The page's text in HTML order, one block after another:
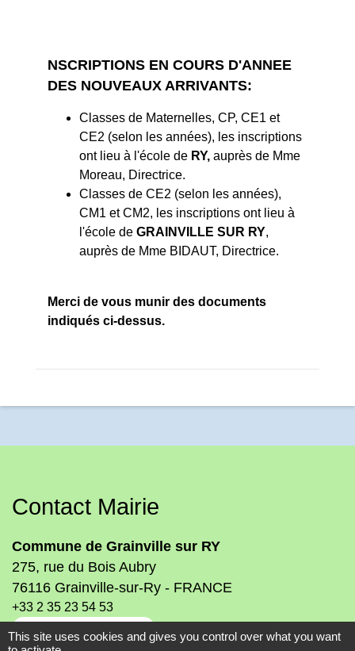
NSCRIPTIONS EN COURS D'ANNEE
DES NOUVEAUX ARRIVANTS:
Classes de Maternelles, CP, CE1 et
CE2 (selon les années), les inscriptions
ont lieu à l'école de RY, auprès de Mme
Moreau, Directrice.
Classes de CE2 (selon les années),
CM1 et CM2, les inscriptions ont lieu à
l'école de GRAINVILLE SUR RY,
auprès de Mme BIDAUT, Directrice.
Merci de vous munir des documents
indiqués ci-dessus.
Contact Mairie
Commune de Grainville sur RY
275, rue du Bois Aubry
76116 Grainville-sur-Ry - FRANCE
+33 2 35 23 54 53
Contact par formulaire
This site uses cookies and gives you control over what you want